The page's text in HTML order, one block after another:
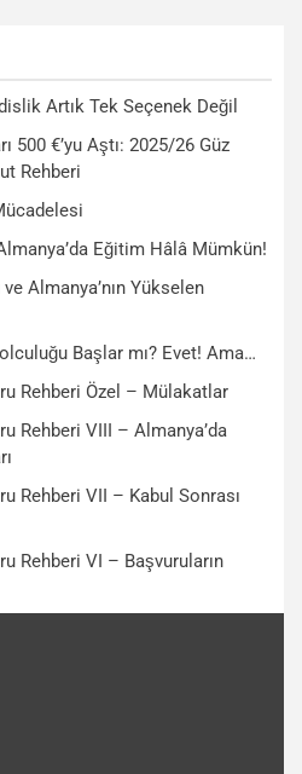
Artık Tek Seçenek Değil
500 €’yu Aştı: 2025/26 Güz
Rehberi
Eğitim Hâlâ Mümkün!
Almanya’nın Yükselen
Başlar mı? Evet! Ama…
Rehberi Özel – Mülakatlar
Rehberi VIII – Almanya’da
Rehberi VII – Kabul Sonrası
Rehberi VI – Başvuruların